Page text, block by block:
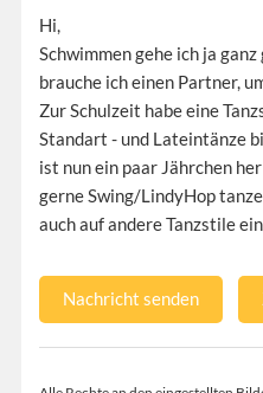
Hi,
Schwimmen gehe ich ja
brauche ich einen Partner,
Zur Schulzeit habe eine
Standart - und Lateintänze
ist nun ein paar Jährchen
gerne Swing/LindyHop
auch auf andere Tanzstile
Nachricht senden